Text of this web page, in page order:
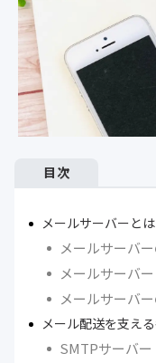
目次
メールサーバーとは
メールサーバ
メールサーバ
メールサーバ
メール配送を支え
SMTPサーバー